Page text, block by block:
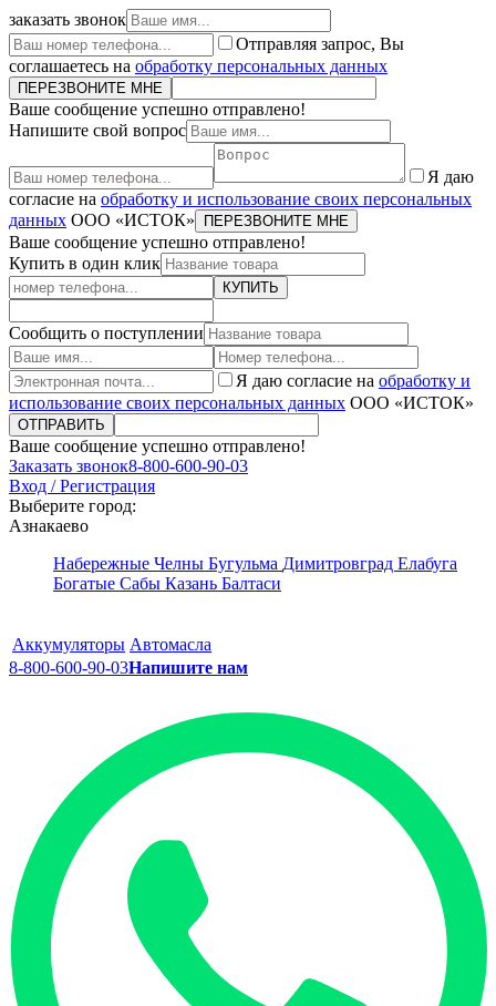
заказать звонок
Отправляя запрос, Вы
соглашаетесь на обработку персональных данных
ПЕРЕЗВОНИТЕ МНЕ
Ваше сообщение успешно отправлено!
Напишите свой вопрос
Я даю
согласие на обработку и использование своих персональных
данных ООО «ИСТОК» ПЕРЕЗВОНИТЕ МНЕ
Ваше сообщение успешно отправлено!
Купить в один клик
КУПИТЬ
Сообщить о поступлении
Я даю согласие на обработку и
использование своих персональных данных ООО «ИСТОК»
ОТПРАВИТЬ
Ваше сообщение успешно отправлено!
Заказать звонок8-800-600-90-03
Вход / Регистрация
Выберите город:
Азнакаево
Набережные Челны Бугульма Димитровград Елабуга
Богатые Сабы Казань Балтаси
Аккумуляторы Автомасла
8-800-600-90-03Напишите нам